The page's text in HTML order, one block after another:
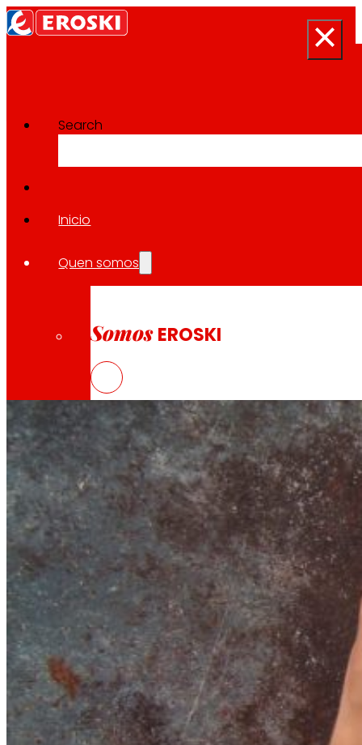
Search
Inicio
Quen somos
Somos EROSKI
Así somos
Todo o noso ADN: unha viaxe pola misión, a
Cooperativa
Somos por e para as persoas. Descubre a
Fundación
A través da nosa Fundación impulsamos
Proxectos de Innovación
Volver a todos os proxectos
2022
NOWASTE, tecnoloxías para a